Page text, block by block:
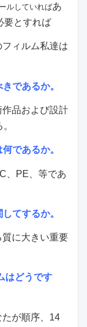
ルしていればあ
要とすれば
フィルム私達は
であるか。
品および設計
であるか。
、PE、等であ
てするか。
に大きい重要
はどうです
が順序、14